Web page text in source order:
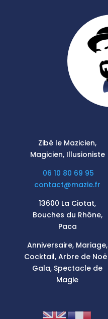
Zibé le Mazicien,
Magicien, Illusioniste
06 10 80 69 95
contact@mazie.fr
13600 La Ciotat,
Bouches du Rhône,
Paca
Anniversaire, Mariage,
Cocktail, Arbre de
Gala, Spectacle de
Magie